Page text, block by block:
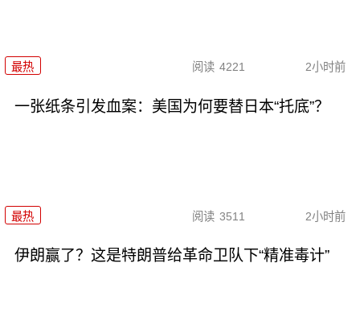
最热 阅读 4221 2小时前
一张纸条引发血案：美国为何要替日本“托底”？
最热 阅读 3511 2小时前
伊朗赢了？这是特朗普给革命卫队下“精准毒计”